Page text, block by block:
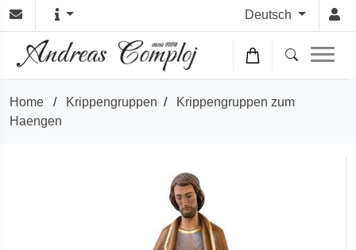
Deutsch
Home / Krippengruppen /
Krippengruppen zum
Haengen